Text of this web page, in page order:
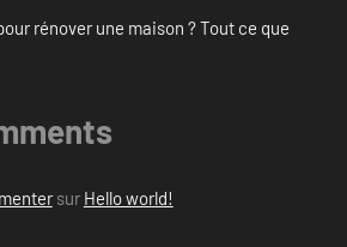
rénover une maison ? Tout ce que
sur Hello world!